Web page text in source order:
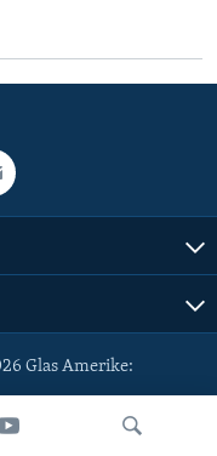
Glas Amerike: